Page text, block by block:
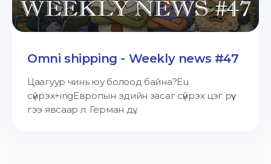
Omni shipping - Weekly news #47
Цаагуур чинь юу болоод байна?Eu
сүйрэх+ingЕвропын эдийн засаг сүйрэх цэг рүү
гээ явсаар л. Герман дү...